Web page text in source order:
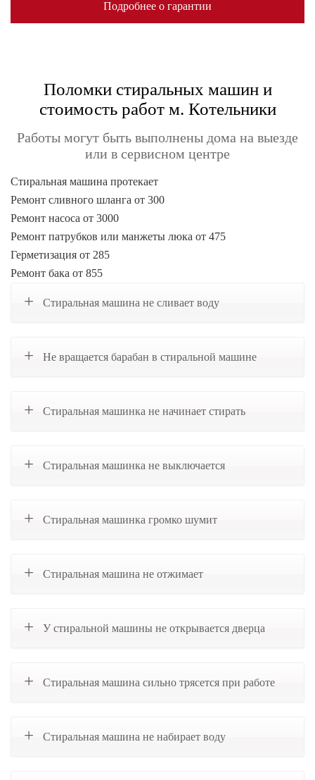
Подробнее о гарантии
Поломки стиральных машин и
стоимость работ м. Котельники
Работы могут быть выполнены дома на выезде
или в сервисном центре
Стиральная машина протекает
Ремонт сливного шланга от 300
Ремонт насоса от 3000
Ремонт патрубков или манжеты люка от 475
Герметизация от 285
Ремонт бака от 855
Стиральная машина не сливает воду
Не вращается барабан в стиральной машине
Стиральная машинка не начинает стирать
Стиральная машинка не выключается
Стиральная машинка громко шумит
Стиральная машина не отжимает
У стиральной машины не открывается дверца
Стиральная машина сильно трясется при работе
Стиральная машина не набирает воду